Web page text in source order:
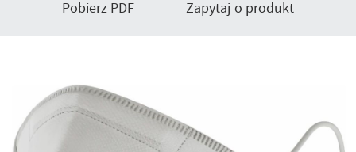
Pobierz PDF Zapytaj o produkt